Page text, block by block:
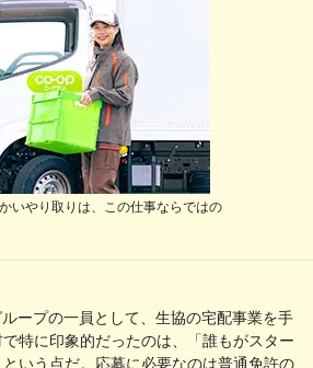
いやり取りは、この仕事ならではの
ープの一員として、生協の宅配事業を手
特に印象的だったのは、「誰もがスター
という点だ。応募に必要なのは普通免許の